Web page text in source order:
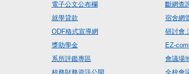
電子公文公布欄
就學貸款
ODF格式宣導網
獎助學金
系所評鑑專區
校務財務資訊公開
斷網查
宿舍網
研討會.
EZ-
會議場
全校會